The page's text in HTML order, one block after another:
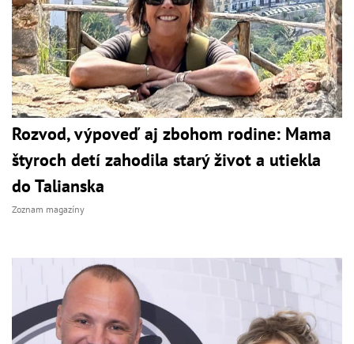
Rozvod, výpoveď aj zbohom rodine: Mama
štyroch detí zahodila starý život a utiekla
do Talianska
Zoznam magazíny